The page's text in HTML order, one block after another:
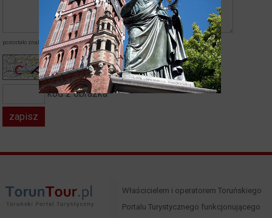
pozostało znaków: napisałeś znaków:
kod z obrazka*
Właścicielem i operatorem Toruńskiego
Portalu Turystycznego funkcjonującego